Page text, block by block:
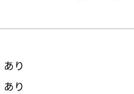
り
り